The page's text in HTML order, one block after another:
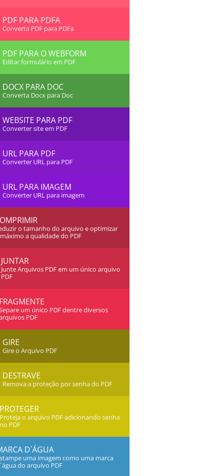
PDF PARA PDFA
Converta PDF para PDFa
PDF PARA O WEBFORM
Editar formulário em PDF
DOCX PARA DOC
Converta Docx para Doc
WEBSITE PARA PDF
Converter site em PDF
URL PARA PDF
Converter URL para PDF
URL PARA IMAGEM
Converter URL para imagem
o tamanho do arquivo e optimizar
a qualidade do PDF
JUNTAR
Junte Arquivos PDF em um único arquivo
PDF
FRAGMENTE
um único PDF dentre diversos
PDF
GIRE
Gire o Arquivo PDF
DESTRAVE
Remova a proteção por senha do PDF
PROTEGER
Proteja o arquivo PDF adicionando senha
no PDF
D`ÁGUA
uma imagem como uma marca
do arquivo PDF